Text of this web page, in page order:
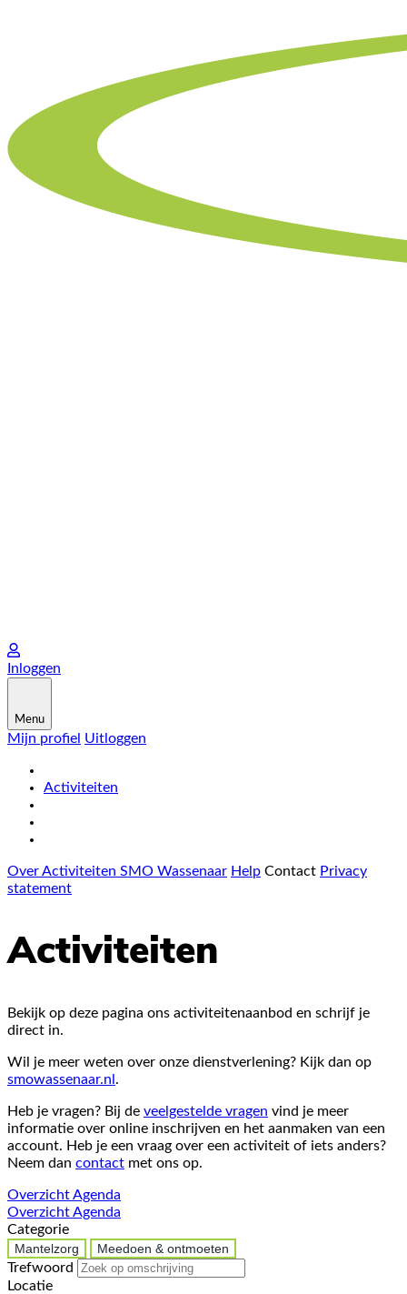
Inloggen
Menu
Mijn profiel Uitloggen
Activiteiten
Over Activiteiten SMO Wassenaar Help Contact Privacy
statement
Activiteiten
Bekijk op deze pagina ons activiteitenaanbod en schrijf je
direct in.
Wil je meer weten over onze dienstverlening? Kijk dan op
smowassenaar.nl .
Heb je vragen? Bij de veelgestelde vragen vind je meer
informatie over online inschrijven en het aanmaken van een
account. Heb je een vraag over een activiteit of iets anders?
Neem dan contact met ons op.
OverzichtAgenda
OverzichtAgenda
Categorie
Mantelzorg
Meedoen & ontmoeten
Trefwoord
Locatie